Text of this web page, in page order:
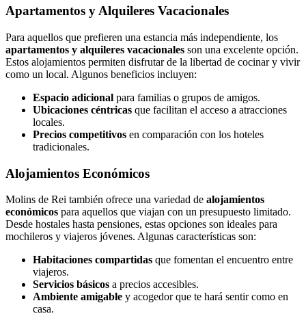
Apartamentos y Alquileres Vacacionales
Para aquellos que prefieren una estancia más independiente, los
apartamentos y alquileres vacacionales son una excelente opción.
Estos alojamientos permiten disfrutar de la libertad de cocinar y vivir
como un local. Algunos beneficios incluyen:
Espacio adicional para familias o grupos de amigos.
Ubicaciones céntricas que facilitan el acceso a atracciones
locales.
Precios competitivos en comparación con los hoteles
tradicionales.
Alojamientos Económicos
Molins de Rei también ofrece una variedad de alojamientos
económicos para aquellos que viajan con un presupuesto limitado.
Desde hostales hasta pensiones, estas opciones son ideales para
mochileros y viajeros jóvenes. Algunas características son:
Habitaciones compartidas que fomentan el encuentro entre
viajeros.
Servicios básicos a precios accesibles.
Ambiente amigable y acogedor que te hará sentir como en
casa.